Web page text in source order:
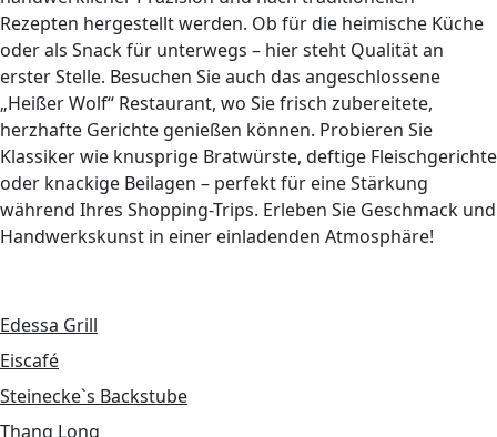
Rezepten hergestellt werden. Ob für die heimische Küche
oder als Snack für unterwegs – hier steht Qualität an
erster Stelle. Besuchen Sie auch das angeschlossene
„Heißer Wolf“ Restaurant, wo Sie frisch zubereitete,
herzhafte Gerichte genießen können. Probieren Sie
Klassiker wie knusprige Bratwürste, deftige Fleischgerichte
oder knackige Beilagen – perfekt für eine Stärkung
während Ihres Shopping-Trips. Erleben Sie Geschmack und
Handwerkskunst in einer einladenden Atmosphäre!
Edessa Grill
Eiscafé
Steinecke`s Backstube
Thang Long